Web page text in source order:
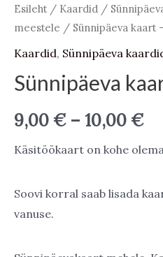
Esileht / Kaardid /
meestele / Sünnipäeva kaart
Kaardid, Sünnipäeva
Sünnipäeva
9,00€ – 10,00€
Käsitöökaart on kohe
Soovi korral saab lisada
vanuse.